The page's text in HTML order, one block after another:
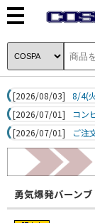
[2026/08/03]
8/4(
[2026/07/01]
コン
[2026/07/01]
ご注
勇気爆発バーン